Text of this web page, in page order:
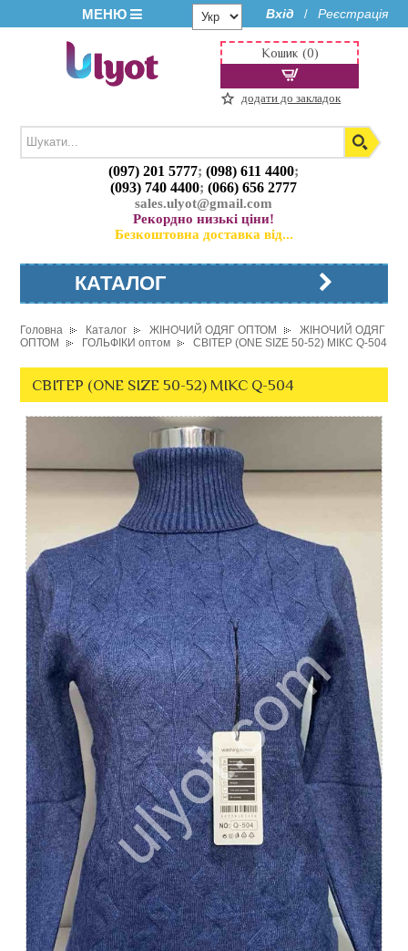
МЕНЮ Вхід / Реєстрація
(097) 201 5777;(098) 611 4400;
(093) 740 4400;(066) 656 2777
sales.ulyot@gmail.com
Рекордно низькі ціни!
Безкоштовна доставка від...
Кошик (0)
додати до закладок
КАТАЛОГ
Головна Каталог ЖІНОЧИЙ ОДЯГ ОПТОМ
ЖІНОЧИЙ ОДЯГ
ОПТОМ
ГОЛЬФІКИ оптом СВІТЕР (ONE SIZE 50-52) МІКС Q-504
СВІТЕР (ONE SIZE 50-52) МІКС Q-504